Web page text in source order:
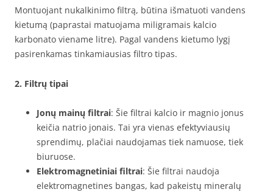
Montuojant nukalkinimo filtrą, būtina išmatuoti vandens
kietumą (paprastai matuojama miligramais kalcio
karbonato viename litre). Pagal vandens kietumo lygį
pasirenkamas tinkamiausias filtro tipas.
2. Filtrų tipai
Jonų mainų filtrai: Šie filtrai kalcio ir magnio jonus
keičia natrio jonais. Tai yra vienas efektyviausių
sprendimų, plačiai naudojamas tiek namuose, tiek
biuruose.
Elektromagnetiniai filtrai: Šie filtrai naudoja
elektromagnetines bangas, kad pakeistų mineralų